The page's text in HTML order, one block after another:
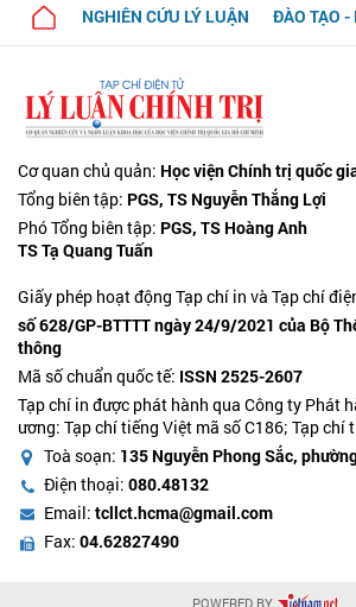
NGHIÊN CỨU LÝ LUẬN ĐÀO TẠO -
Cơ quan chủ quản: Học viện Chính trị quốc
Tổng biên tập: PGS, TS Nguyễn Thắng Lợi
Phó Tổng biên tập: PGS, TS Hoàng Anh
TS Tạ Quang Tuấn
Giấy phép hoạt động Tạp chí in và Tạp chí
số 628/GP-BTTTT ngày 24/9/2021 của Bộ
thông
Mã số chuẩn quốc tế: ISSN 2525-2607
Tạp chí in được phát hành qua Công ty Phát
ương: Tạp chí tiếng Việt mã số C186; Tạp chí
Toà soạn: 135 Nguyễn Phong Sắc,
Điện thoại: 080.48132
Email: tcllct.hcma@gmail.com
Fax: 04.62827490
POWERED BY